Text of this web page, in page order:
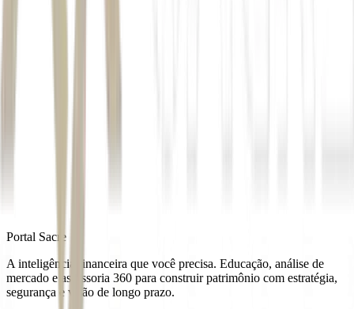
Portal Sacre
A inteligência financeira que você precisa. Educação, análise de
mercado e assessoria 360 para construir patrimônio com estratégia,
segurança e visão de longo prazo.